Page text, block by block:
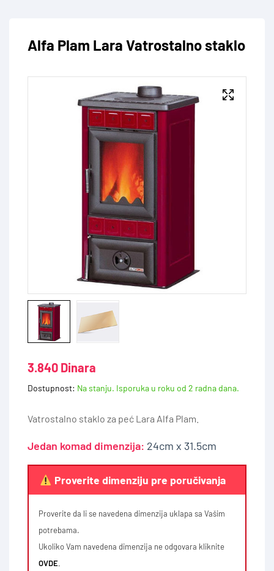
Alfa Plam Lara Vatrostalno staklo
3.840 Dinara
Dostupnost: Na stanju. Isporuka u roku od 2 radna dana.
Vatrostalno staklo za peć Lara Alfa Plam.
Jedan komad dimenzija: 24cm x 31.5cm
Proverite dimenziju pre poručivanja
Proverite da li se navedena dimenzija uklapa sa Vašim
potrebama.
Ukoliko Vam navedena dimenzija ne odgovara kliknite
OVDE